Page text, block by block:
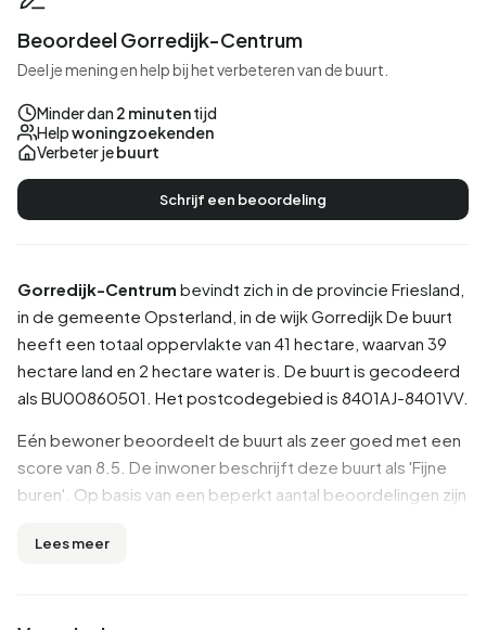
Gorredijk-Centrum bevindt zich in de provincie Friesland
in de gemeente Opsterland , in de wijkGorredijkDe buurt
heeft een totaal oppervlakte van 41 hectare, waarvan 39
hectare land en 2 hectare water is. De buurt is gecodeerd
als BU00860501. Het postcodegebied is 8401AJ-8401VV.
Eén bewoner beoordeelt de buurt als zeer goed met een
score van 8.5. De inwoner beschrijft deze buurt als 'Fijne
buren'. Op basis van een beperkt aantal beoordelingen zijn
Lees meer
Beoordeel Gorredijk-Centrum
Deel je mening en help bij het verbeteren van de buurt.
Minder dan 2 minutentijd
Helpwoningzoekenden
Verbeter jebuurt
Schrijf een beoordeling